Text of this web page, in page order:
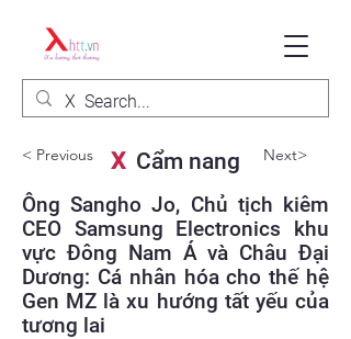
< Previous XCẩm nang Next>
Ông Sangho Jo, Chủ tịch kiêm
CEO Samsung Electronics khu
vực Đông Nam Á và Châu Đại
Dương: Cá nhân hóa cho thế hệ
Gen MZ là xu hướng tất yếu của
tương lai